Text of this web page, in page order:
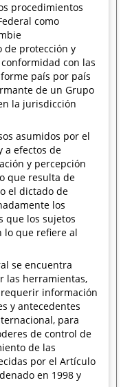
procedimientos
como
de protección y
con las
país por país
de un Grupo
la jurisdicción
asumidos por el
a efectos de
y percepción
que resulta de
el dictado de
los
que los sujetos
lo que refiere al
se encuentra
las herramientas,
información
y antecedentes
para
de control de
de las
por el Artículo
en 1998 y